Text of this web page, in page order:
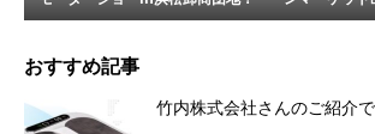
おすすめ記事
竹内株式会社さんのご紹介で